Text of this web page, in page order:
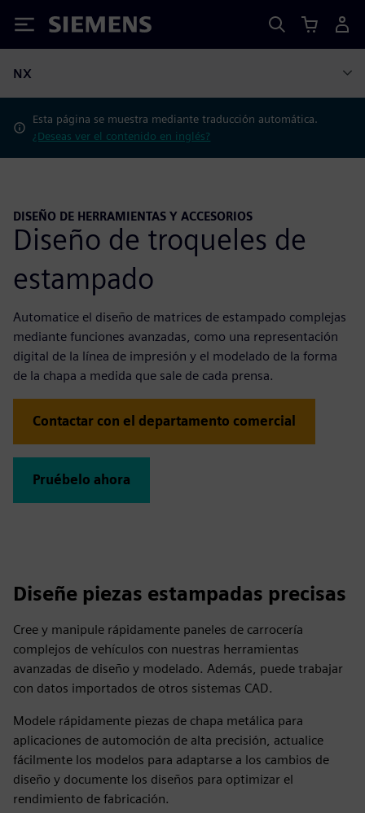
Siemens
NX
Esta página se muestra mediante traducción automática.
¿Deseas ver el contenido en inglés?
DISEÑO DE HERRAMIENTAS Y ACCESORIOS
Diseño de troqueles de
estampado
Automatice el diseño de matrices de estampado complejas
mediante funciones avanzadas, como una representación
digital de la línea de impresión y el modelado de la forma
de la chapa a medida que sale de cada prensa.
Contactar con el departamento comercial
Pruébelo ahora
Diseñe piezas estampadas precisas
Cree y manipule rápidamente paneles de carrocería
complejos de vehículos con nuestras herramientas
avanzadas de diseño y modelado. Además, puede trabajar
con datos importados de otros sistemas CAD.
Modele rápidamente piezas de chapa metálica para
aplicaciones de automoción de alta precisión, actualice
fácilmente los modelos para adaptarse a los cambios de
diseño y documente los diseños para optimizar el
rendimiento de fabricación.